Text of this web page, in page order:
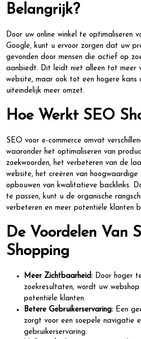
Belangrijk?
Door uw online winkel te optimaliseren
Google, kunt u ervoor zorgen dat uw
gevonden door mensen die actief op
aanbiedt. Dit leidt niet alleen tot meer
website, maar ook tot een hogere kans
uiteindelijk meer omzet.
Hoe Werkt SEO
SEO voor e-commerce omvat
waaronder het optimaliseren van
zoekwoorden, het verbeteren van de
website, het creëren van hoogwaardige
opbouwen van kwalitatieve backlinks.
te passen, kunt u de organische
verbeteren en meer potentiële klanten
De Voordelen Van
Shopping
Meer Zichtbaarheid: Door hoger
zoekresultaten, wordt uw
potentiële klanten.
Betere Gebruikerservaring: Een
zorgt voor een soepele navigatie
gebruikerservaring.